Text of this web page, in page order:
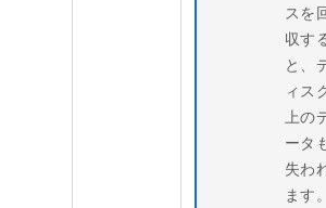
スを
収す
と、
ィス
上の
ータ
失わ
ます。